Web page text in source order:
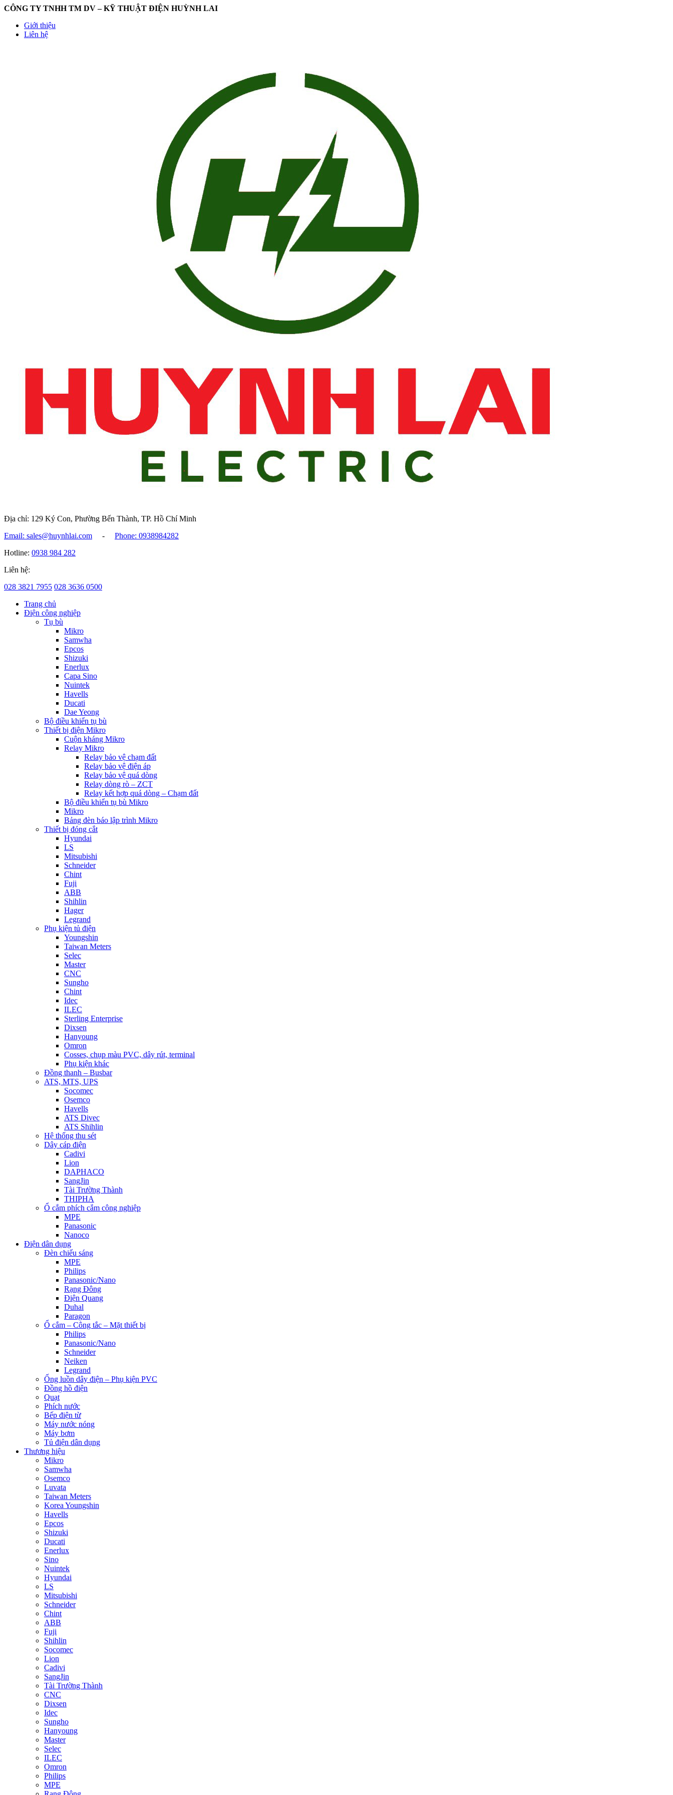
CÔNG TY TNHH TM DV – KỸ THUẬT ĐIỆN HUỲNH LAI
Giới thiệu
Liên hệ
Địa chỉ: 129 Ký Con, Phường Bến Thành, TP. Hồ Chí Minh
Email: sales@huynhlai.com
-
Phone: 0938984282
Hotline: 0938 984 282
Liên hệ:
028 3821 7955 028 3636 0500
Trang chủ
Điện công nghiệp
Tụ bù
Mikro
Samwha
Epcos
Shizuki
Enerlux
Capa Sino
Nuintek
Havells
Ducati
Dae Yeong
Bộ điều khiển tụ bù
Thiết bị điện Mikro
Cuộn kháng Mikro
Relay Mikro
Relay bảo vệ chạm đất
Relay bảo vệ điện áp
Relay bảo vệ quá dòng
Relay dòng rò – ZCT
Relay kết hợp quá dòng – Chạm đất
Bộ điều khiển tụ bù Mikro
Mikro
Bảng đèn báo lập trình Mikro
Thiết bị đóng cắt
Hyundai
LS
Mitsubishi
Schneider
Chint
Fuji
ABB
Shihlin
Hager
Legrand
Phụ kiện tủ điện
Youngshin
Taiwan Meters
Selec
Master
CNC
Sungho
Chint
Idec
ILEC
Sterling Enterprise
Dixsen
Hanyoung
Omron
Cosses, chụp màu PVC, dây rút, terminal
Phụ kiện khác
Đồng thanh – Busbar
ATS, MTS, UPS
Socomec
Osemco
Havells
ATS Divec
ATS Shihlin
Hệ thống thu sét
Dây cáp điện
Cadivi
Lion
DAPHACO
SangJin
Tài Trường Thành
THIPHA
Ổ cắm phích cắm công nghiệp
MPE
Panasonic
Nanoco
Điện dân dụng
Đèn chiếu sáng
MPE
Philips
Panasonic/Nano
Rạng Đông
Điện Quang
Duhal
Paragon
Ổ cắm – Công tắc – Mặt thiết bị
Philips
Panasonic/Nano
Schneider
Neiken
Legrand
Ống luồn dây điện – Phụ kiện PVC
Đồng hồ điện
Quạt
Phích nước
Bếp điện từ
Máy nước nóng
Máy bơm
Tủ điện dân dụng
Thương hiệu
Mikro
Samwha
Osemco
Luvata
Taiwan Meters
Korea Youngshin
Havells
Epcos
Shizuki
Ducati
Enerlux
Sino
Nuintek
Hyundai
LS
Mitsubishi
Schneider
Chint
ABB
Fuji
Shihlin
Socomec
Lion
Cadivi
SangJin
Tài Trường Thành
CNC
Dixsen
Idec
Sungho
Hanyoung
Master
Selec
ILEC
Omron
Philips
MPE